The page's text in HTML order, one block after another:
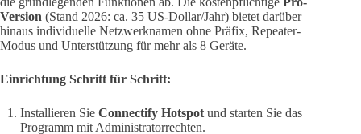
Version (Stand 2026: ca. 35 US-Dollar/Jahr) bietet darüber
hinaus individuelle Netzwerknamen ohne Präfix, Repeater-
Modus und Unterstützung für mehr als 8 Geräte.
Einrichtung Schritt für Schritt:
Installieren Sie Connectify Hotspot und starten Sie das
Programm mit Administratorrechten.